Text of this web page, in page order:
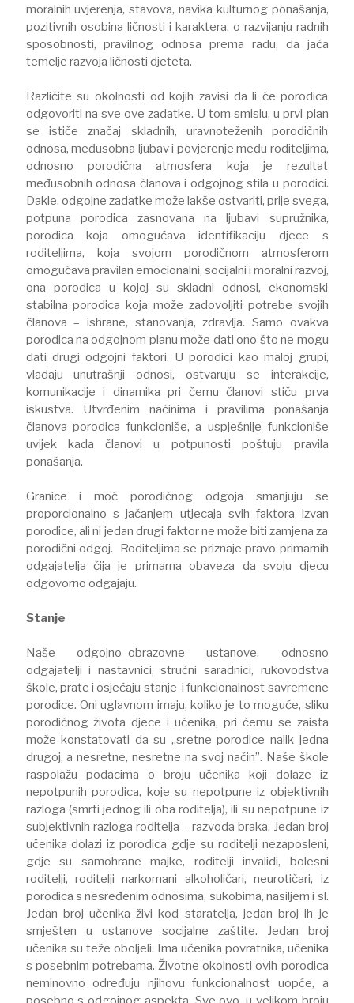
moralnih uvjerenja, stavova, navika kulturnog ponašanja,
pozitivnih osobina ličnosti i karaktera, o razvijanju radnih
sposobnosti, pravilnog odnosa prema radu, da jača
temelje razvoja ličnosti djeteta.
Različite su okolnosti od kojih zavisi da li će porodica
odgovoriti na sve ove zadatke. U tom smislu, u prvi plan
se ističe značaj skladnih, uravnoteženih porodičnih
odnosa, međusobna ljubav i povjerenje među roditeljima,
odnosno porodična atmosfera koja je rezultat
međusobnih odnosa članova i odgojnog stila u porodici.
Dakle, odgojne zadatke može lakše ostvariti, prije svega,
potpuna porodica zasnovana na ljubavi supružnika,
porodica koja omogućava identifikaciju djece s
roditeljima, koja svojom porodičnom atmosferom
omogućava pravilan emocionalni, socijalni i moralni razvoj,
ona porodica u kojoj su skladni odnosi, ekonomski
stabilna porodica koja može zadovoljiti potrebe svojih
članova – ishrane, stanovanja, zdravlja. Samo ovakva
porodica na odgojnom planu može dati ono što ne mogu
dati drugi odgojni faktori. U porodici kao maloj grupi,
vladaju unutrašnji odnosi, ostvaruju se interakcije,
komunikacije i dinamika pri čemu članovi stiču prva
iskustva. Utvrđenim načinima i pravilima ponašanja
članova porodica funkcioniše, a uspješnije funkcioniše
uvijek kada članovi u potpunosti poštuju pravila
ponašanja.
Granice i moć porodičnog odgoja smanjuju se
proporcionalno s jačanjem utjecaja svih faktora izvan
porodice, ali ni jedan drugi faktor ne može biti zamjena za
porodični odgoj. Roditeljima se priznaje pravo primarnih
odgajatelja čija je primarna obaveza da svoju djecu
odgovorno odgajaju.
Stanje
Naše odgojno–obrazovne ustanove, odnosno
odgajatelji i nastavnici, stručni saradnici, rukovodstva
škole, prate i osjećaju stanje i funkcionalnost savremene
porodice. Oni uglavnom imaju, koliko je to moguće, sliku
porodičnog života djece i učenika, pri čemu se zaista
može konstatovati da su „sretne porodice nalik jedna
drugoj, a nesretne, nesretne na svoj način”. Naše škole
raspolažu podacima o broju učenika koji dolaze iz
nepotpunih porodica, koje su nepotpune iz objektivnih
razloga (smrti jednog ili oba roditelja), ili su nepotpune iz
subjektivnih razloga roditelja – razvoda braka. Jedan broj
učenika dolazi iz porodica gdje su roditelji nezaposleni,
gdje su samohrane majke, roditelji invalidi, bolesni
roditelji, roditelji narkomani alkoholičari, neurotičari, iz
porodica s nesređenim odnosima, sukobima, nasiljem i sl.
Jedan broj učenika živi kod staratelja, jedan broj ih je
smješten u ustanove socijalne zaštite. Jedan broj
učenika su teže oboljeli. Ima učenika povratnika, učenika
s posebnim potrebama. Životne okolnosti ovih porodica
neminovno određuju njihovu funkcionalnost uopće, a